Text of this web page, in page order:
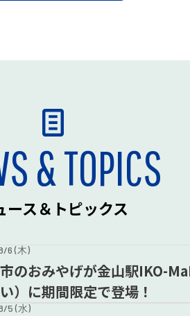
& TOPICS
ース＆トピックス
6 (木)
のおみやげが金山駅IKO-
）に期間限定で登場！
5 (水)